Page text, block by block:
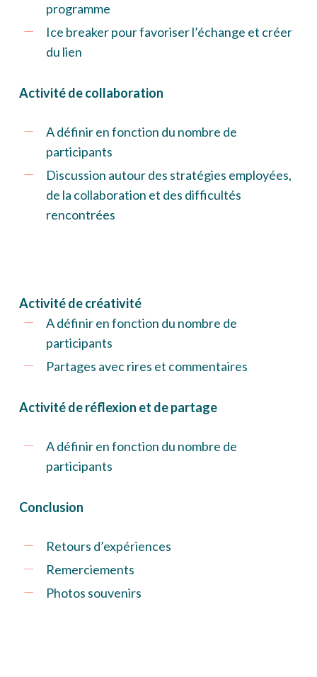
programme
Ice breaker pour favoriser l’échange et créer
du lien
Activité de collaboration
A définir en fonction du nombre de
participants
Discussion autour des stratégies employées,
de la collaboration et des difficultés
rencontrées
Activité de créativité
A définir en fonction du nombre de
participants
Partages avec rires et commentaires
Activité de réflexion et de partage
A définir en fonction du nombre de
participants
Conclusion
Retours d’expériences
Remerciements
Photos souvenirs